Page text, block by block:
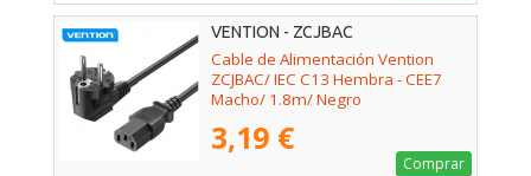
VENTION - ZCJBAC
Cable de Alimentación Vention
ZCJBAC/ IEC C13 Hembra - CEE7
Macho/ 1.8m/ Negro
3,19 €
Comprar